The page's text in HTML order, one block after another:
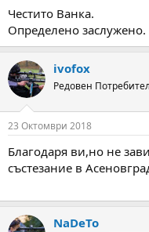
Честито Ванка.
Определено заслужено.
ivofox
Редовен Потребител
23 Октомври 2018
Благодаря ви,но не
състезание в
NaDeTo